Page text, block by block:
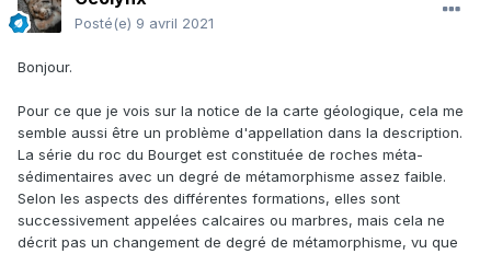
Posté(e) 9 avril 2021
Bonjour.
Pour ce que je vois sur la notice de la carte géologique, cela me
semble aussi être un problème d'appellation dans la description.
La série du roc du Bourget est constituée de roches méta-
sédimentaires avec un degré de métamorphisme assez faible.
Selon les aspects des différentes formations, elles sont
successivement appelées calcaires ou marbres, mais cela ne
décrit pas un changement de degré de métamorphisme, vu que